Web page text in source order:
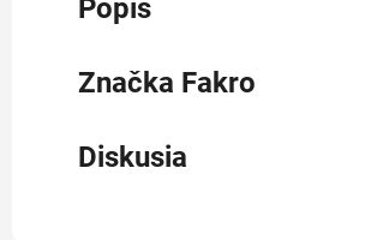
Popis
Značka Fakro
Diskusia